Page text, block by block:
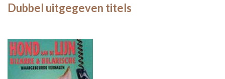
Dubbel uitgegeven titels